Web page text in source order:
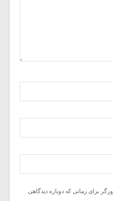
برای زمانی که دوباره دیدگاهی